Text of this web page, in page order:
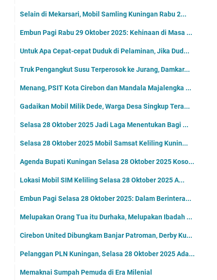
Selain di Mekarsari, Mobil Samling Kuningan Rabu 2...
Embun Pagi Rabu 29 Oktober 2025: Kehinaan di Masa ...
Untuk Apa Cepat-cepat Duduk di Pelaminan, Jika Dud...
Truk Pengangkut Susu Terperosok ke Jurang, Damkar...
Menang, PSIT Kota Cirebon dan Mandala Majalengka ...
Gadaikan Mobil Milik Dede, Warga Desa Singkup Tera...
Selasa 28 Oktober 2025 Jadi Laga Menentukan Bagi ...
Selasa 28 Oktober 2025 Mobil Samsat Keliling Kunin...
Agenda Bupati Kuningan Selasa 28 Oktober 2025 Koso...
Lokasi Mobil SIM Keliling Selasa 28 Oktober 2025 A...
Embun Pagi Selasa 28 Oktober 2025: Dalam Berintera...
Melupakan Orang Tua itu Durhaka, Melupakan Ibadah ...
Cirebon United Dibungkam Banjar Patroman, Derby Ku...
Pelanggan PLN Kuningan, Selasa 28 Oktober 2025 Ada...
Memaknai Sumpah Pemuda di Era Milenial